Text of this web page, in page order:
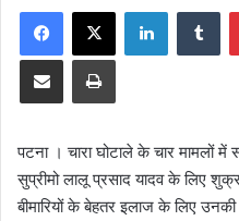
email
Facebook
X LinkedIn
Share via Email Print
पटना । चारा घोटाले के चार मामलों में
सुप्रीमो लालू प्रसाद यादव के लिए
बीमारियों के बेहतर इलाज के लिए उनकी